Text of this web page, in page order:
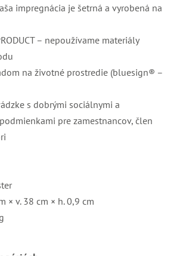
impregnácia je šetrná a vyrobená na
– nepoužívame materiály
na životné prostredie (bluesign® –
s dobrými sociálnymi a
pre zamestnancov, člen
× v. 38 cm × h. 0,9 cm